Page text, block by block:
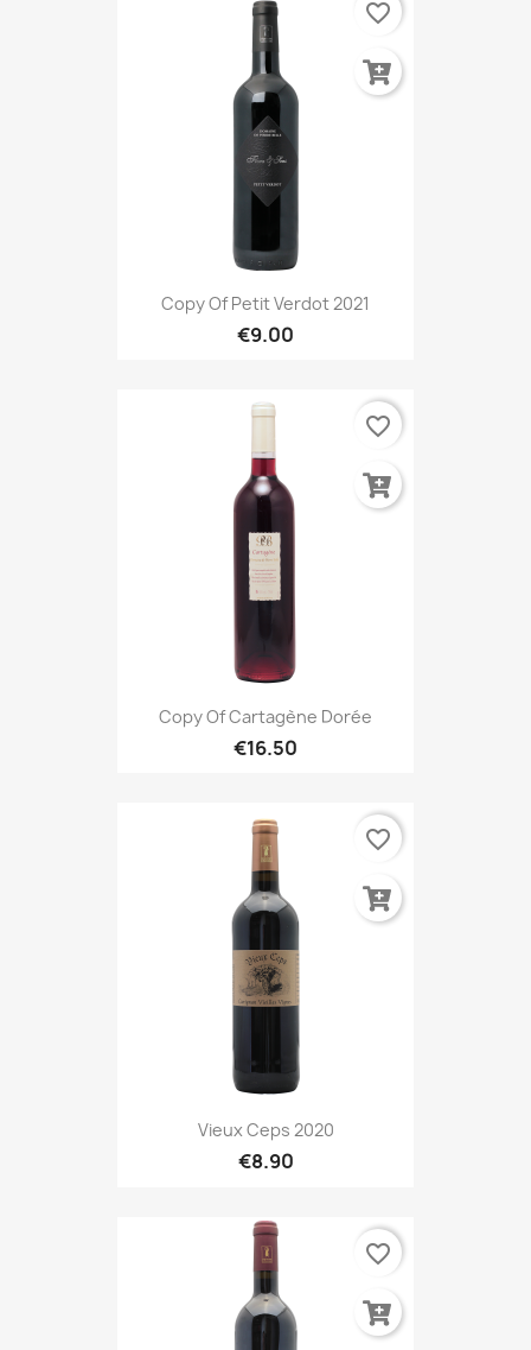
Copy Of Petit Verdot 2021
€9.00
favorite_border
Copy Of Cartagène Dorée
€16.50
favorite_border
Vieux Ceps 2020
€8.90
favorite_border
favorite_border